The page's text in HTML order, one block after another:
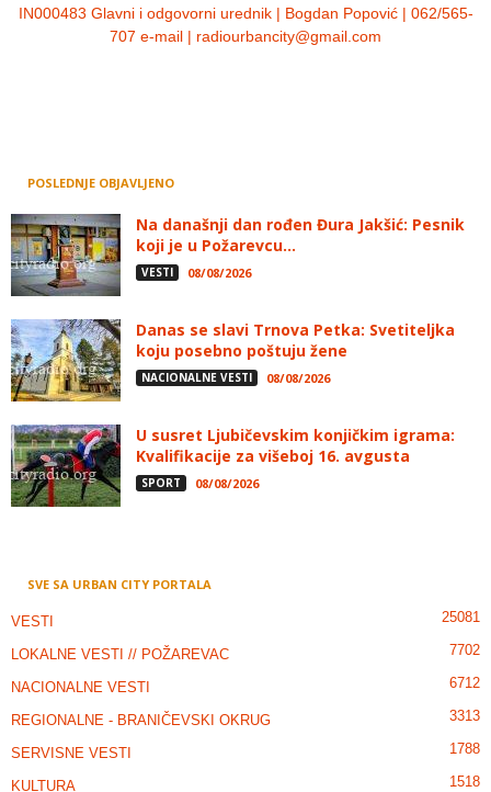
IN000483 Glavni i odgovorni urednik | Bogdan Popović | 062/565-
707 e-mail | radiourbancity@gmail.com
POSLEDNJE OBJAVLJENO
Na današnji dan rođen Đura Jakšić: Pesnik
koji je u Požarevcu...
VESTI 08/08/2026
Danas se slavi Trnova Petka: Svetiteljka
koju posebno poštuju žene
NACIONALNE VESTI 08/08/2026
U susret Ljubičevskim konjičkim igrama:
Kvalifikacije za višeboj 16. avgusta
SPORT 08/08/2026
SVE SA URBAN CITY PORTALA
VESTI 25081
LOKALNE VESTI // POŽAREVAC 7702
NACIONALNE VESTI 6712
REGIONALNE - BRANIČEVSKI OKRUG 3313
SERVISNE VESTI 1788
KULTURA 1518